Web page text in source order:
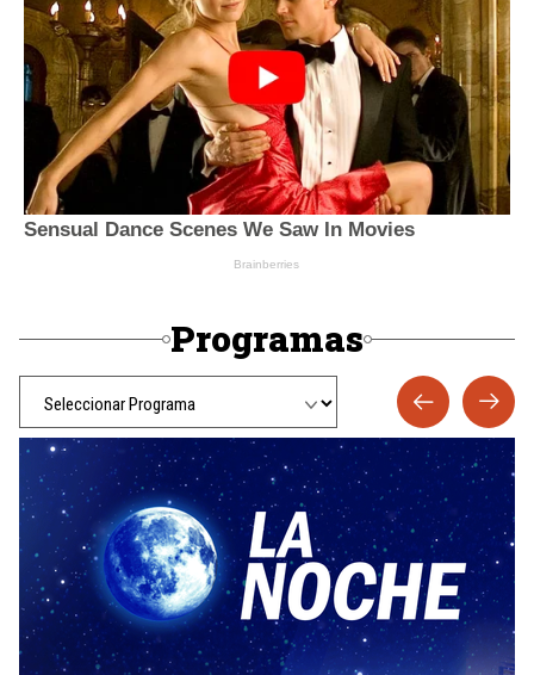
Programas